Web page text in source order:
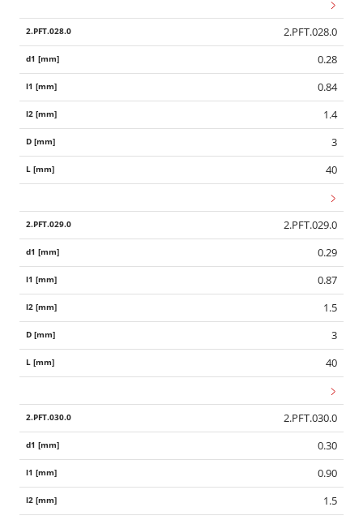
2.PFT.028.0
0.28
0.84
1.4
3
40
2.PFT.029.0
0.29
0.87
1.5
3
40
2.PFT.030.0
0.30
0.90
1.5